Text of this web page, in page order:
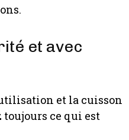
et avec
et la cuisson
toujours ce qui est